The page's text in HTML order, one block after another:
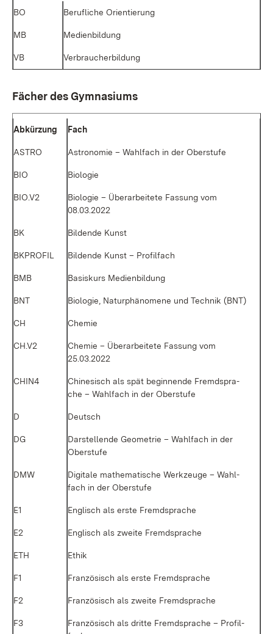
BO Be­ruf­li­che Ori­en­tie­rung
MB Me­di­en­bil­dung
VB Ver­brau­cher­bil­dung
Fä­cher des Gym­na­si­ums
Ab­kür­zung Fach
AS­TRO As­tro­no­mie – Wahl­fach in der Ober­stu­fe
BIO Bio­lo­gie
BIO.V2
Bio­lo­gie – Über­ar­bei­te­te Fas­sung vom
08.03.2022
BK Bil­den­de Kunst
BKPROFIL Bil­den­de Kunst – Pro­fil­fach
BMB Ba­sis­kurs Me­di­en­bil­dung
BNT Bio­lo­gie, Na­tur­phä­no­me­ne und Tech­nik (BNT)
CH Che­mie
CH.V2
Che­mie – Über­ar­bei­te­te Fas­sung vom
25.03.2022
CHIN4
Chi­ne­sisch als spät be­gin­nen­de Fremd­spra­
che – Wahl­fach in der Ober­stu­fe
D Deutsch
DG
Dar­stel­len­de Geo­me­trie – Wahl­fach in der
Ober­stu­fe
DMW
Di­gi­ta­le ma­the­ma­ti­sche Werk­zeu­ge – Wahl­
fach in der Ober­stu­fe
E1 Eng­lisch als ers­te Fremd­spra­che
E2 Eng­lisch als zwei­te Fremd­spra­che
ETH Ethik
F1 Fran­zö­sisch als ers­te Fremd­spra­che
F2 Fran­zö­sisch als zwei­te Fremd­spra­che
F3
Fran­zö­sisch als drit­te Fremd­spra­che – Pro­fil­